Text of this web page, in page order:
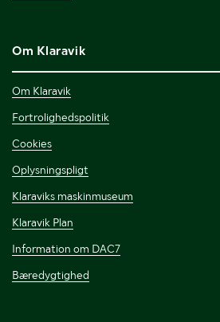
Om Klaravik
Om Klaravik
Fortrolighedspolitik
Cookies
Oplysningspligt
Klaraviks maskinmuseum
Klaravik Plan
Information om DAC7
Bæredygtighed